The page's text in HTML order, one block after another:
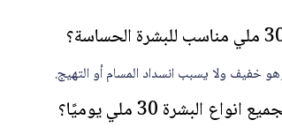
خفيف ولا يسبب انسداد المسام أو التهيج.
30 ملي يوميًا؟